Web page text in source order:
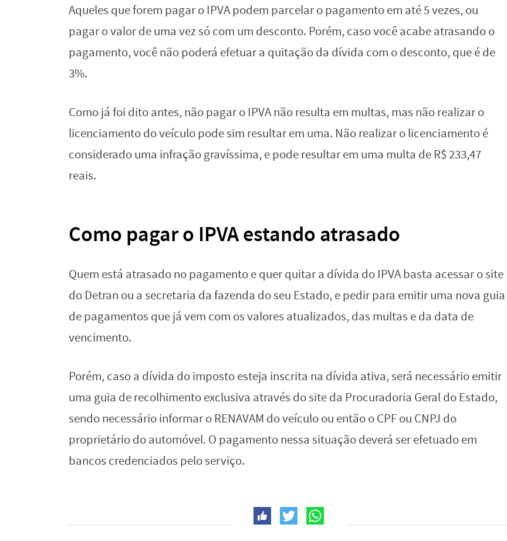
Aqueles que forem pagar o IPVA podem parcelar o pagamento em até 5 vezes, ou
pagar o valor de uma vez só com um desconto. Porém, caso você acabe atrasando o
pagamento, você não poderá efetuar a quitação da dívida com o desconto, que é de
3%.
Como já foi dito antes, não pagar o IPVA não resulta em multas, mas não realizar o
licenciamento do veículo pode sim resultar em uma. Não realizar o licenciamento é
considerado uma infração gravíssima, e pode resultar em uma multa de R$ 233,47
reais.
Como pagar o IPVA estando atrasado
Quem está atrasado no pagamento e quer quitar a dívida do IPVA basta acessar o site
do Detran ou a secretaria da fazenda do seu Estado, e pedir para emitir uma nova guia
de pagamentos que já vem com os valores atualizados, das multas e da data de
vencimento.
Porém, caso a dívida do imposto esteja inscrita na dívida ativa, será necessário emitir
uma guia de recolhimento exclusiva através do site da Procuradoria Geral do Estado,
sendo necessário informar o RENAVAM do veículo ou então o CPF ou CNPJ do
proprietário do automóvel. O pagamento nessa situação deverá ser efetuado em
bancos credenciados pelo serviço.